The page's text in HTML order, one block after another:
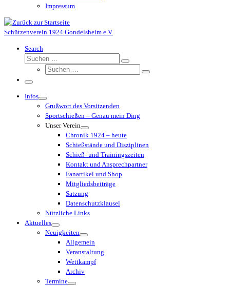
Impressum
Schützenverein 1924 Gondelsheim e.V.
Search
Suche
Suchen …
Suche
Suchen …
Menü
Infos
Grußwort des Vorsitzenden
Sportschießen – Genau mein Ding
Unser Verein
Chronik 1924 – heute
Schießstände und Disziplinen
Schieß- und Trainingszeiten
Kontakt und Ansprechpartner
Fanartikel und Shop
Mitgliedsbeiträge
Satzung
Datenschutzklausel
Nützliche Links
Aktuelles
Neuigkeiten
Allgemein
Veranstaltung
Wettkampf
Archiv
Termine